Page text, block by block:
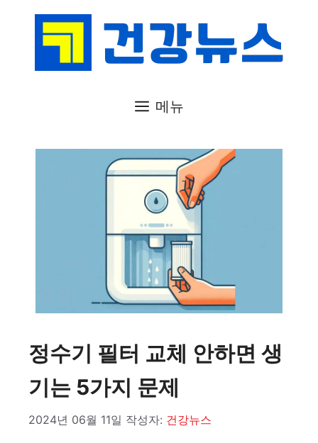
메뉴
정수기 필터 교체 안하면 생
기는 5가지 문제
2024년 06월 11일 작성자: 건강뉴스